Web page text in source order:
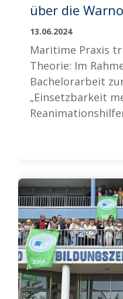
über die
13.06.2024
Maritime Praxis
Theorie: Im
Bachelorarbeit
„Einsetzbarkeit